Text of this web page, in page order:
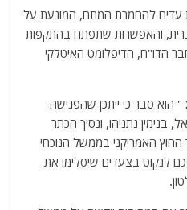
b
o
o
עדים להחמרת המתח, המונעת על
והאפשרות שתפתח בהתקפות
הדו"ח, הדיפלומט האיטלקי
" הוא סבר כי ייתכן שהפגישה
נתניהו, ונסיך הכתר
האמריקני בממשל הנוכחי
לנקוט בצעדים שיסלימו את